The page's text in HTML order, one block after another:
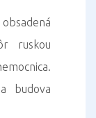
ruskou
budova